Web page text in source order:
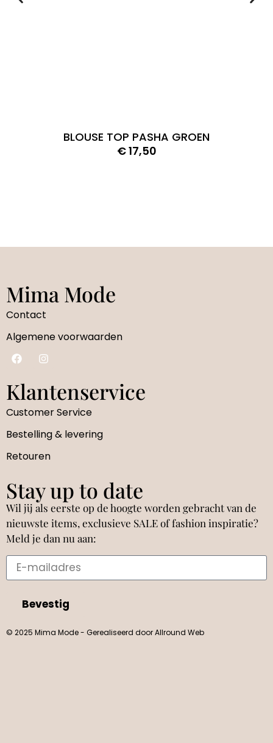
BLOUSE TOP PASHA GROEN
€17,50
Mima Mode
Contact
Algemene voorwaarden
Klantenservice
Customer Service
Bestelling & levering
Retouren
Stay up to date
Wil jij als eerste op de hoogte worden gebracht van de
nieuwste items, exclusieve SALE of fashion inspiratie?
Meld je dan nu aan:
Bevestig
© 2025 Mima Mode - Gerealiseerd door Allround Web